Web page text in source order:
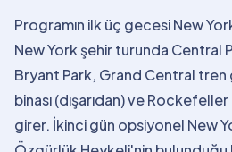
Programın ilk üç gecesi New
New York şehir turunda Central
Bryant Park, Grand Central tren
binası (dışarıdan) ve
girer. İkinci gün opsiyonel New